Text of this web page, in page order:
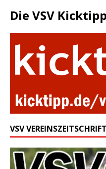
Die VSV
VSV VEREINSZEITSCHRIFT